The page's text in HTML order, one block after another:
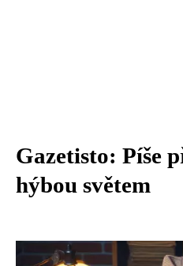
Gazetisto: Píše
hýbou světem